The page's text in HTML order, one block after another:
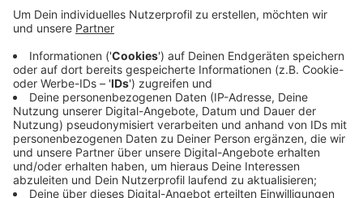
Anzeige
Die Stadt hat den Bereich umfangreich aufgewertet.
Damit ist jetzt die Sperrung der Straße Blomenesch
entlang der Fürstenwiese dicht. Hier wird die
Flutbrücke zurückgebaut und durch eine reine
Fußgänger- und Radfahrerbrücke über die Berkel
ersetzt. Die heutige Berkelbrücke bleibt erhalten, sie
ist aber nur für Fußgänger und Radfahrer. Die Arbeiten